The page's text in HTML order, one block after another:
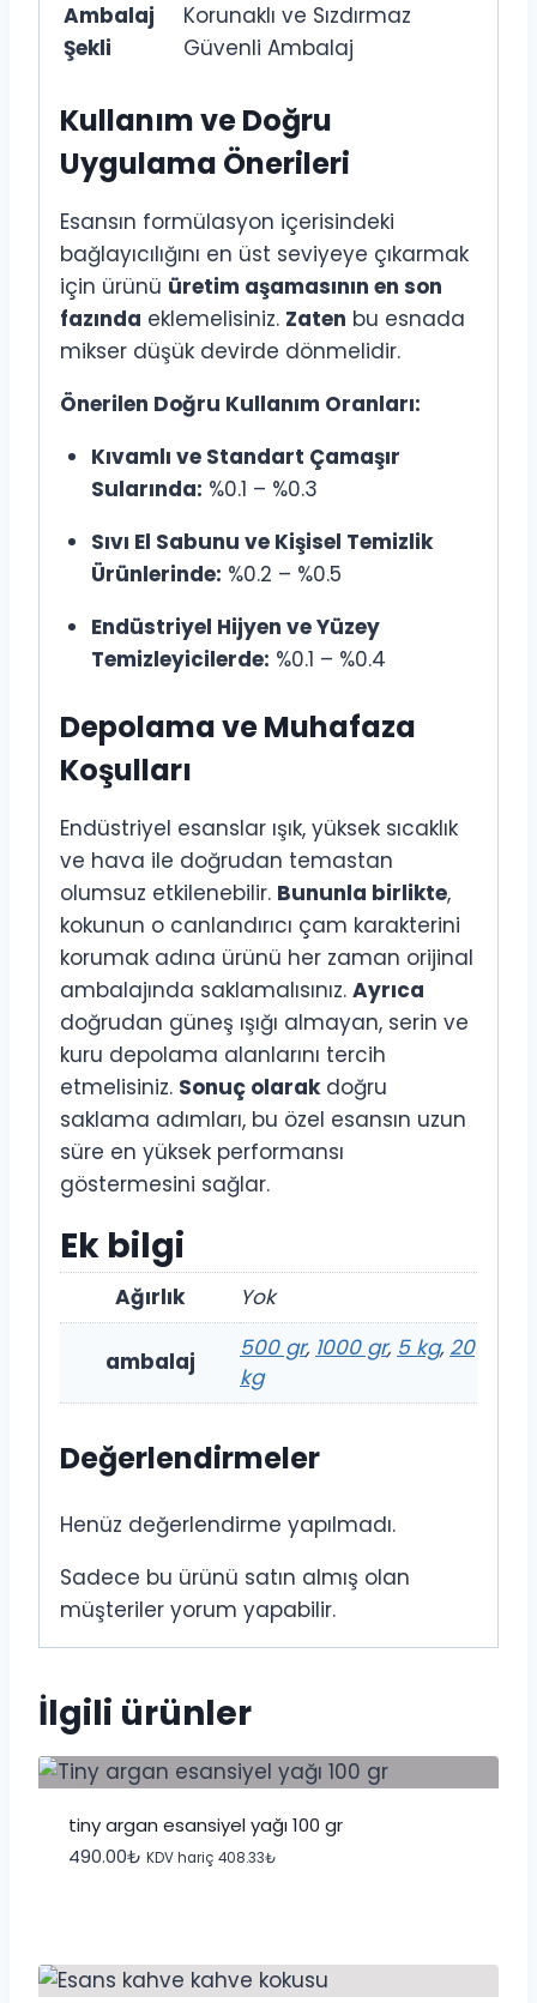
Ambalaj
Şekli
Korunaklı ve Sızdırmaz
Güvenli Ambalaj
Kullanım ve Doğru
Uygulama Önerileri
Esansın formülasyon içerisindeki
bağlayıcılığını en üst seviyeye çıkarmak
için ürünü üretim aşamasının en son
fazında eklemelisiniz. Zaten bu esnada
mikser düşük devirde dönmelidir.
Önerilen Doğru Kullanım Oranları:
Kıvamlı ve Standart Çamaşır
Sularında: %0.1 – %0.3
Sıvı El Sabunu ve Kişisel Temizlik
Ürünlerinde: %0.2 – %0.5
Endüstriyel Hijyen ve Yüzey
Temizleyicilerde: %0.1 – %0.4
Depolama ve Muhafaza
Koşulları
Endüstriyel esanslar ışık, yüksek sıcaklık
ve hava ile doğrudan temastan
olumsuz etkilenebilir. Bununla birlikte,
kokunun o canlandırıcı çam karakterini
korumak adına ürünü her zaman orijinal
ambalajında saklamalısınız. Ayrıca
doğrudan güneş ışığı almayan, serin ve
kuru depolama alanlarını tercih
etmelisiniz. Sonuç olarakdoğru
saklama adımları, bu özel esansın uzun
süre en yüksek performansı
göstermesini sağlar.
Ek bilgi
Ağırlık Yok
ambalaj 500 gr, 1000 gr, 5 kg, 20
kg
Değerlendirmeler
Henüz değerlendirme yapılmadı.
Sadece bu ürünü satın almış olan
müşteriler yorum yapabilir.
İlgili ürünler
tiny argan esansiyel yağı 100 gr
490.00₺ KDV hariç 408.33₺